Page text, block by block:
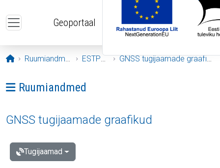
Geoportaal
Avaleht
Ruumiandmed ESTPOS GNSS tugijaamade graafikud
Ava menüü: Ruumiandmed
Ruumiandmed
GNSS tugijaamade graafikud
Tugijaamad